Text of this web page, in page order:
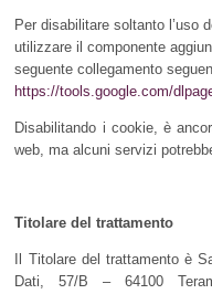
Per disabilitare soltanto l’uso
utilizzare il componente
seguente collegamento
https://tools.google.com/
Disabilitando i cookie, è
web, ma alcuni servizi
Titolare del trattamento
Il Titolare del trattamento è
Dati, 57/B – 64100